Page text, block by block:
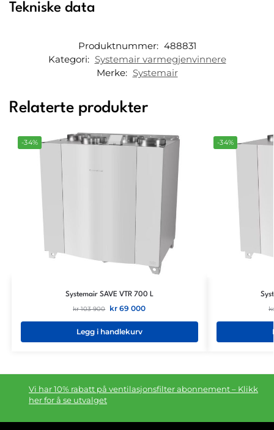
Tekniske data
Produktnummer: 488831
Kategori: Systemair varmegjenvinnere
Merke: Systemair
Relaterte produkter
-34%
Systemair SAVE VTR 700 L
kr103 900 kr 69 000
Legg i handlekurv
-34%
Vi har 10% rabatt på ventilasjonsfilter abonnement – Klikk
her for å se utvalget